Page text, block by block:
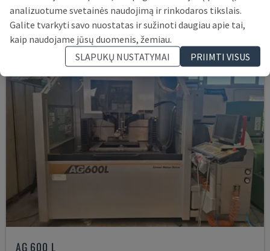
AG 600 L
analizuotume svetainės naudojimą ir rinkodaros tikslais.
Galite tvarkyti savo nuostatas ir sužinoti daugiau apie tai,
kaip naudojame jūsų duomenis, žemiau.
SLAPUKŲ NUSTATYMAI
PRIIMTI VISUS